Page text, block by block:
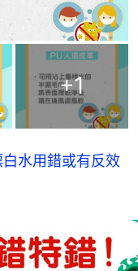
+1
白水用錯或有反效